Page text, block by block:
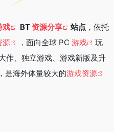
戏 BT 资源分享 站点 ，依托
源 ，面向全球 PC 游戏
玩
作、独立游戏、游戏新版及升
是海外体量较大的游戏资源